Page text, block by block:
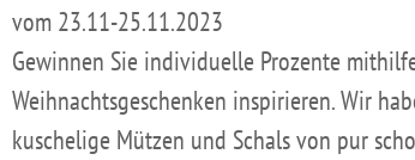
vom 23.11-25.11.2023
Gewinnen Sie individuelle Prozente
Weihnachtsgeschenken inspirieren. Wir
kuschelige Mützen und Schals von pur